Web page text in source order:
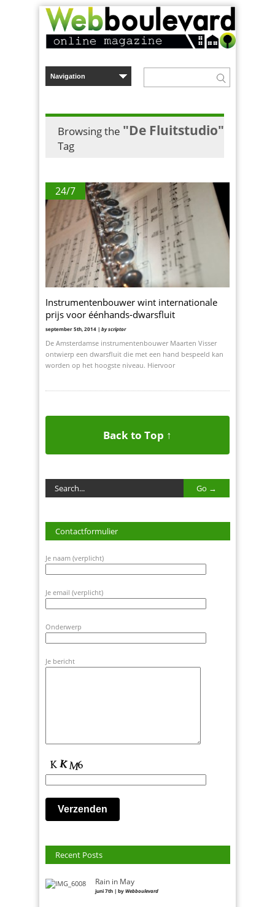
Browsing the "De Fluitstudio"
Tag
24/7
Instrumentenbouwer wint internationale
prijs voor éénhands-dwarsfluit
september 5th, 2014 | by scriptor
De Amsterdamse instrumentenbouwer Maarten Visser
ontwierp een dwarsfluit die met een hand bespeeld kan
worden op het hoogste niveau. Hiervoor
Back to Top ↑
Contactformulier
Je naam (verplicht)
Je email (verplicht)
Onderwerp
Je bericht
Recent Posts
Rain in May
juni 7th | byWebboulevard